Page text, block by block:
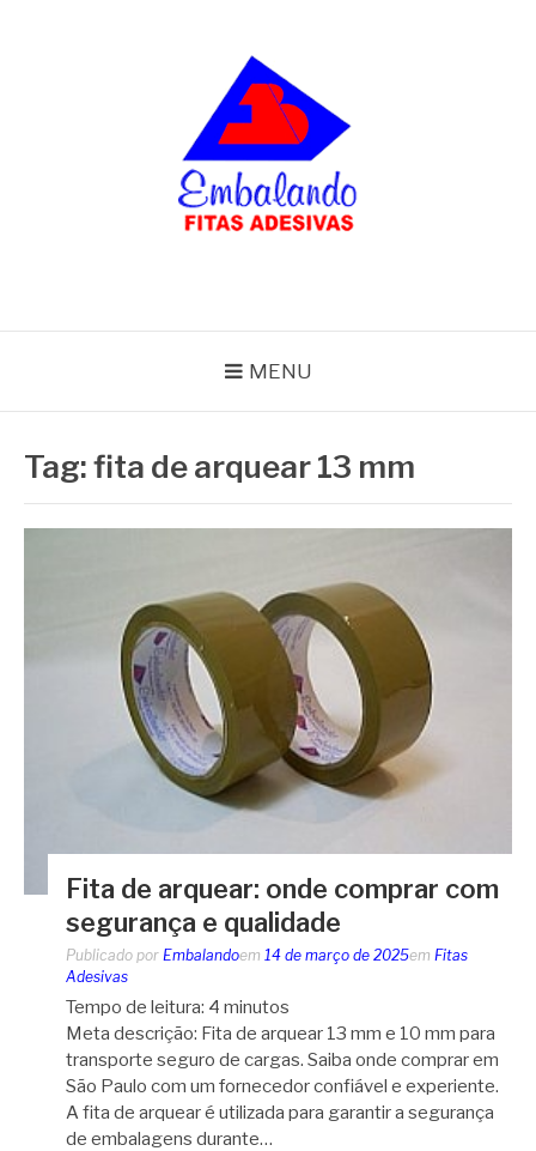
MENU
Tag:fita de arquear 13 mm
Fita de arquear: onde comprar com
segurança e qualidade
Publicado por Embalandoem 14 de março de 2025em Fitas
Adesivas
Tempo de leitura: 4 minutos
Meta descrição: Fita de arquear 13 mm e 10 mm para
transporte seguro de cargas. Saiba onde comprar em
São Paulo com um fornecedor confiável e experiente.
A fita de arquear é utilizada para garantir a segurança
de embalagens durante…